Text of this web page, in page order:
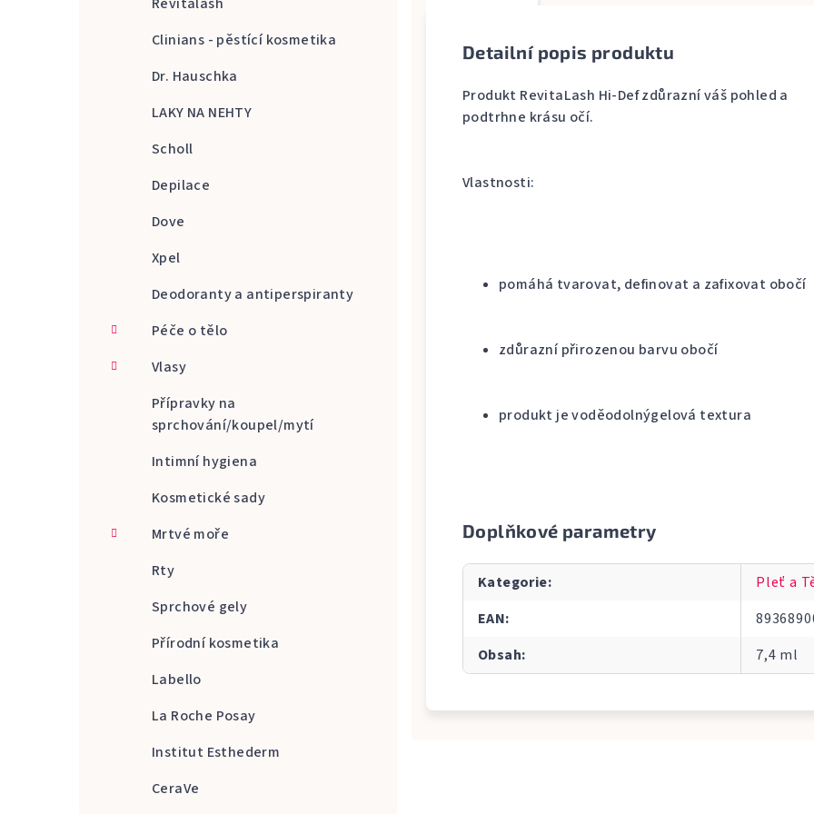
Clinians - pěstící kosmetika
Dr. Hauschka
LAKY NA NEHTY
Scholl
Depilace
Dove
Xpel
Deodoranty a antiperspiranty
Péče o tělo
Vlasy
Přípravky na
sprchování/koupel/mytí
Intimní hygiena
Kosmetické sady
Mrtvé moře
Rty
Sprchové gely
Přírodní kosmetika
Labello
La Roche Posay
Institut Esthederm
CeraVe
Detailní popis produktu
Produkt RevitaLash Hi-Def zdůrazní váš pohled a
podtrhne krásu očí.
Vlastnosti:
pomáhá tvarovat, definovat a zafixovat obočí
zdůrazní přirozenou barvu obočí
produkt je voděodolnýgelová textura
Doplňkové parametry
Kategorie:
Pleť a
EAN:
Obsah: 7,4 ml